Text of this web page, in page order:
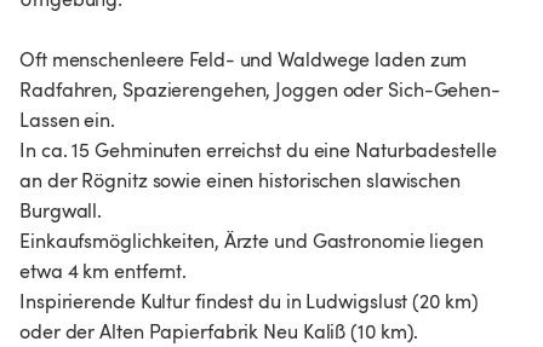
Oft menschenleere Feld- und Waldwege laden zum
Radfahren, Spazierengehen, Joggen oder Sich-Gehen-
Lassen ein.
In ca. 15 Gehminuten erreichst du eine Naturbadestelle
an der Rögnitz sowie einen historischen slawischen
Burgwall.
Einkaufsmöglichkeiten, Ärzte und Gastronomie liegen
etwa 4 km entfernt.
Inspirierende Kultur findest du in Ludwigslust (20 km)
oder der Alten Papierfabrik Neu Kaliß (10 km).